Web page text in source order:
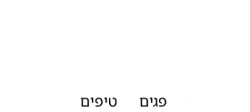
פגים טיפים